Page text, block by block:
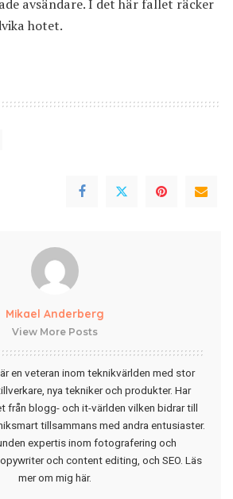
avsändare. I det här fallet räcker
hotet.
Mikael Anderberg
View More Posts
en veteran inom teknikvärlden med stor
nya tekniker och produkter. Har
från blogg- och it-världen vilken bidrar till
tillsammans med andra entusiaster.
expertis inom fotografering och
och content editing, och SEO. Läs
mer om mig här.